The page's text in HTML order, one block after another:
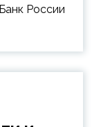
России